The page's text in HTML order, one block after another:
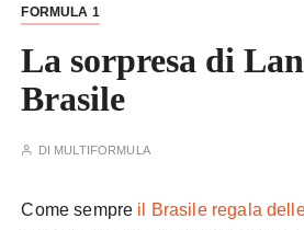
FORMULA 1
La sorpresa di
Brasile
DI MULTIFORMULA
Come sempre il Brasile regala